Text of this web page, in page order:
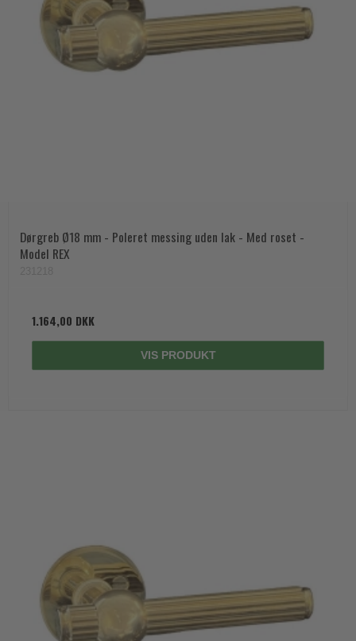
Dørgreb Ø18 mm - Poleret messing uden lak - Med roset -
Model REX
1.164,00 DKK
VIS PRODUKT